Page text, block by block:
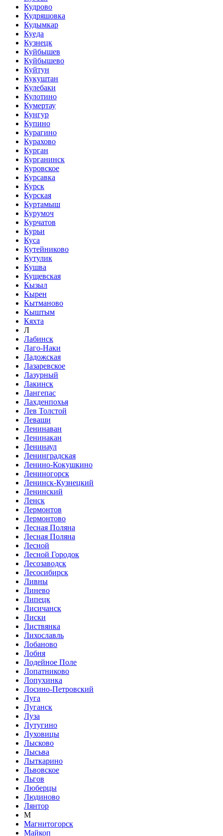
Кудрово
Кудряшовка
Кудымкар
Куеда
Кузнецк
Куйбышев
Куйбышево
Куйтун
Кукуштан
Кулебаки
Кулотино
Кумертау
Кунгур
Купино
Курагино
Курахово
Курган
Курганинск
Куровское
Курсавка
Курск
Курская
Куртамыш
Курумоч
Курчатов
Курьи
Куса
Кутейниково
Кутулик
Кушва
Кущевская
Кызыл
Кырен
Кытманово
Кыштым
Кяхта
Л
Лабинск
Лаго-Наки
Ладожская
Лазаревское
Лазурный
Лакинск
Лангепас
Лахденпохья
Лев Толстой
Леваши
Ленинаван
Ленинакан
Ленинаул
Ленинградская
Ленино-Кокушкино
Лениногорск
Ленинск-Кузнецкий
Ленинский
Ленск
Лермонтов
Лермонтово
Лесная Поляна
Лесная Поляна
Лесной
Лесной Городок
Лесозаводск
Лесосибирск
Ливны
Линево
Липецк
Лисичанск
Лиски
Листвянка
Лихославль
Лобаново
Лобня
Лодейное Поле
Лопатниково
Лопухинка
Лосино-Петровский
Луга
Луганск
Луза
Лутугино
Луховицы
Лысково
Лысьва
Лыткарино
Львовское
Льгов
Люберцы
Людиново
Лянтор
М
Магнитогорск
Майкоп